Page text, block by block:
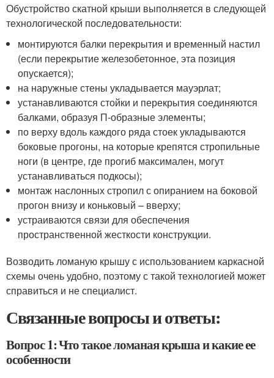
Обустройство скатной крыши выполняется в следующей
технологической последовательности:
монтируются балки перекрытия и временный настил
(если перекрытие железобетонное, эта позиция
опускается);
на наружные стены укладывается мауэрлат;
устанавливаются стойки и перекрытия соединяются
балками, образуя П-образные элементы;
по верху вдоль каждого ряда стоек укладываются
боковые прогоны, на которые крепятся стропильные
ноги (в центре, где прогиб максимален, могут
устанавливаться подкосы);
монтаж наслонных стропил с опиранием на боковой
прогон внизу и коньковый – вверху;
устраиваются связи для обеспечения
пространственной жесткости конструкции.
Возводить ломаную крышу с использованием каркасной
схемы очень удобно, поэтому с такой технологией может
справиться и не специалист.
Связанные вопросы и ответы:
Вопрос 1: Что такое ломаная крыша и какие ее
особенности